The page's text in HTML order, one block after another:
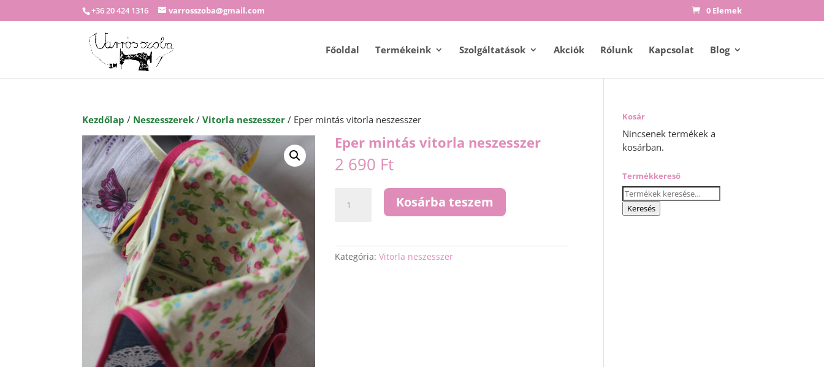
+36 20 424 1316 varrosszoba@gmail.com 0 Elemek
Főoldal Termékeink Szolgáltatások Akciók Rólunk Kapcsolat Blog
Kezdőlap / Neszesszerek /Vitorla neszesszer / Eper mintás vitorla neszesszer
Eper mintás vitorla neszesszer
2 690 Ft
mintás
mennyiség
Kosárba teszem
Kategória:Vitorla neszesszer
Kosár
Nincsenek termékek a
kosárban.
Termékkereső
Keresés
a
következőre:
Keresés